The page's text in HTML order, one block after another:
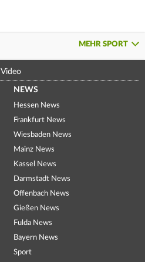
MEHR SPORT
Video
NEWS
Hessen News
Frankfurt News
Wiesbaden News
Mainz News
Kassel News
Darmstadt News
Offenbach News
Gießen News
Fulda News
Bayern News
Sport